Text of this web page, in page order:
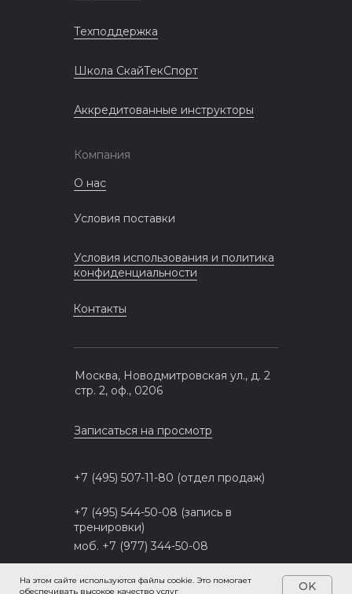
На этом сайте используются файлы cookie. Это помогает
обеспечивать высокое качество услуг
OK
Компания
О нас
Условия поставки
Москва, Новодмитровская ул., д. 2
стр. 2, оф., 0206
Записаться на просмотр
+7 (495) 507-11-80 (отдел продаж)
+7 (495) 544-50-08 (запись в
тренировки)
моб. +7 (977) 344-50-08
©2016-2026, ООО "СКИ-ПАС", ОГРН
Условия использования и политика
конфиденциальности
Техподдержка
Контакты
Школа СкайТекСпорт
Аккредитованные инструкторы